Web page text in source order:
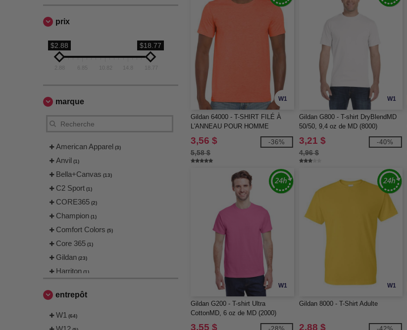
prix
$2.88 $18.77
6.85 14.8
marque
American Apparel (3)
Anvil (1)
Bella+Canvas (13)
C2 Sport (1)
CORE365 (2)
Champion (1)
Comfort Colors (5)
Core 365 (1)
Gildan (23)
Harriton (1)
M&O Knits
Next Level
Team 365
entrepôt
W1 (64)
W1
Gildan 64000 - T-SHIRT FILÉ À
L'ANNEAU POUR HOMME
3,56 $
5,58 $
-36%
W1
Gildan G800 - T-shirt DryBlendMD
50/50, 9,4 oz de MD (8000)
3,21 $
4,96 $
-40%
W1
Gildan G200 - T-shirt Ultra
CottonMD, 6 oz de MD (2000)
3,55 $
W1
Gildan 8000 - T-Shirt Adulte
2,88 $